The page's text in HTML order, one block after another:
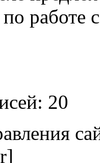
работе
20